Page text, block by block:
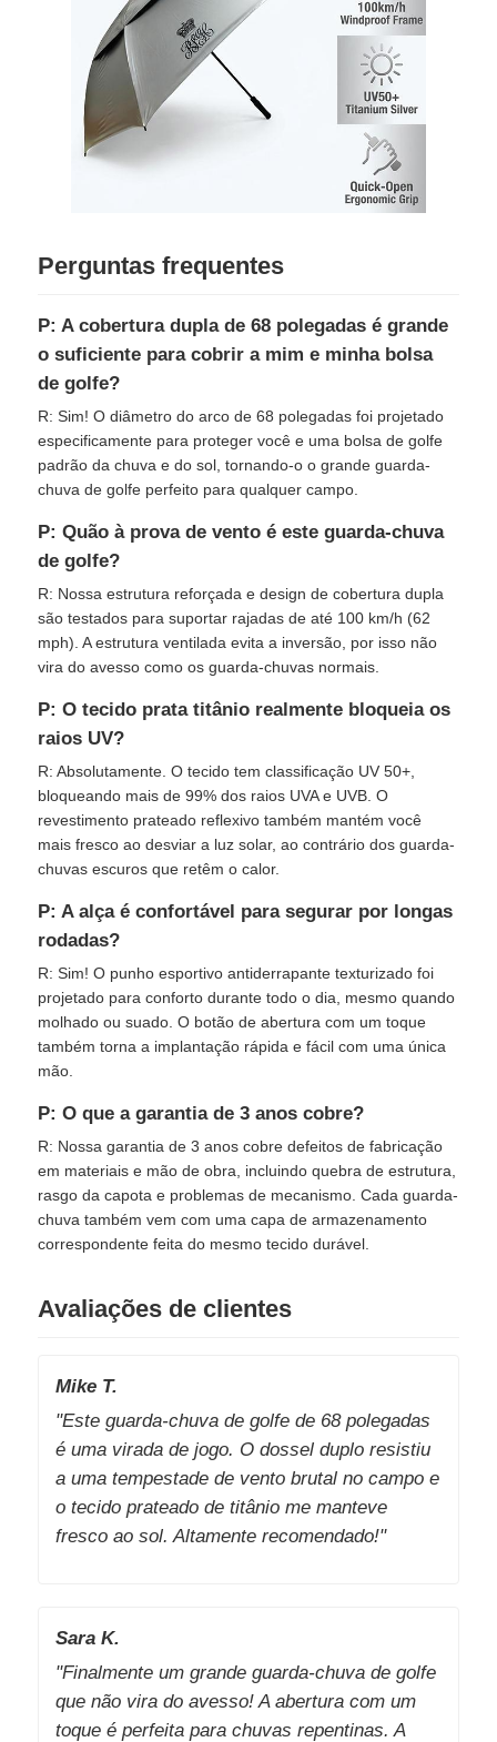
Perguntas frequentes
P: A cobertura dupla de 68 polegadas é grande
o suficiente para cobrir a mim e minha bolsa
de golfe?
R: Sim! O diâmetro do arco de 68 polegadas foi projetado
especificamente para proteger você e uma bolsa de golfe
padrão da chuva e do sol, tornando-o o grande guarda-
chuva de golfe perfeito para qualquer campo.
P: Quão à prova de vento é este guarda-chuva
de golfe?
R: Nossa estrutura reforçada e design de cobertura dupla
são testados para suportar rajadas de até 100 km/h (62
mph). A estrutura ventilada evita a inversão, por isso não
vira do avesso como os guarda-chuvas normais.
P: O tecido prata titânio realmente bloqueia os
raios UV?
R: Absolutamente. O tecido tem classificação UV 50+,
bloqueando mais de 99% dos raios UVA e UVB. O
revestimento prateado reflexivo também mantém você
mais fresco ao desviar a luz solar, ao contrário dos guarda-
chuvas escuros que retêm o calor.
P: A alça é confortável para segurar por longas
rodadas?
R: Sim! O punho esportivo antiderrapante texturizado foi
projetado para conforto durante todo o dia, mesmo quando
molhado ou suado. O botão de abertura com um toque
também torna a implantação rápida e fácil com uma única
mão.
P: O que a garantia de 3 anos cobre?
R: Nossa garantia de 3 anos cobre defeitos de fabricação
em materiais e mão de obra, incluindo quebra de estrutura,
rasgo da capota e problemas de mecanismo. Cada guarda-
chuva também vem com uma capa de armazenamento
correspondente feita do mesmo tecido durável.
Avaliações de clientes
Mike T.
"Este guarda-chuva de golfe de 68 polegadas
é uma virada de jogo. O dossel duplo resistiu
a uma tempestade de vento brutal no campo e
o tecido prateado de titânio me manteve
fresco ao sol. Altamente recomendado!"
Sara K.
"Finalmente um grande guarda-chuva de golfe
que não vira do avesso! A abertura com um
toque é perfeita para chuvas repentinas. A